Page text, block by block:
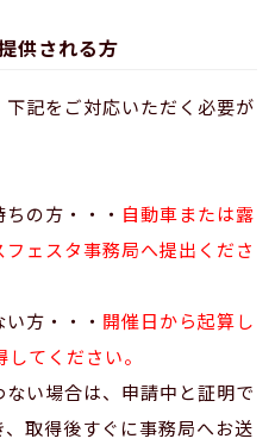
供される方
記をご対応いただく必要が
の方・・・ 自動車または露
ェスタ事務局へ提出くださ
方・・・ 開催日から起算し
てください。
い場合は、申請中と証明で
取得後すぐに事務局へお送